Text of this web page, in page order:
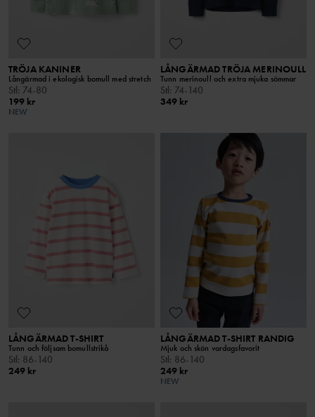
TRÖJA KANINER
Långärmad i ekologisk bomull med stretch
Stl: 74-80
199 kr
NEW
LÅNGÄRMAD TRÖJA MERINOULL
Tunn merinoull och extra mjuka sömmar
Stl: 74-140
349 kr
LÅNGÄRMAD T-SHIRT
Tunn och följsam bomullstrikå
Stl : 86-140
249 kr
LÅNGÄRMAD T-SHIRT RANDIG
Mjuk och skön vardagsfavorit
Stl : 86-140
249 kr
NEW